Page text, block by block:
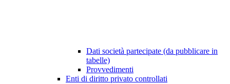
Dati società partecipate (da pubblicare in
tabelle)
Provvedimenti
Enti di diritto privato controllati